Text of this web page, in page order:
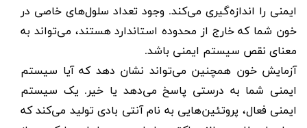
ایمنی را اندازه‌گیری می‌کند. وجود تعداد سلول‌های خاصی در
خون شما که خارج از محدوده استاندارد هستند، می‌تواند به
معنای نقص سیستم ایمنی باشد.
آزمایش خون همچنین می‌تواند نشان دهد که آیا سیستم
ایمنی شما به درستی پاسخ می‌دهد یا خیر. یک سیستم
ایمنی فعال، پروتئین‌هایی به نام آنتی بادی تولید می‌کند که